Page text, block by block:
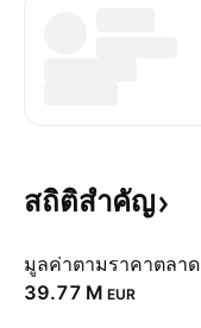
สถิติสำคัญ
มูลค่าตามราคาตลาด
‪39.77 M‬ EUR